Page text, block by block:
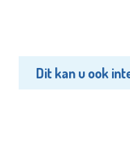
Dit kan u ook